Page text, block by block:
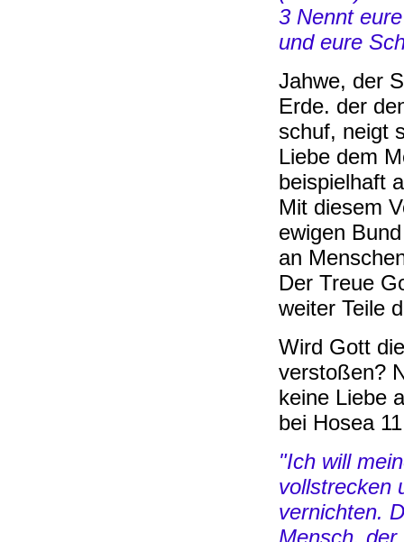
3 Nennt
und eure
Jahwe, der
Erde. der
schuf, neigt
Liebe dem
beispielhaft
Mit diesem
ewigen
an
Der Treue
weiter Teile
Wird Gott
verstoßen?
keine Liebe
bei Hosea
"Ich will
vollstrecken
vernichten.
Mensch,